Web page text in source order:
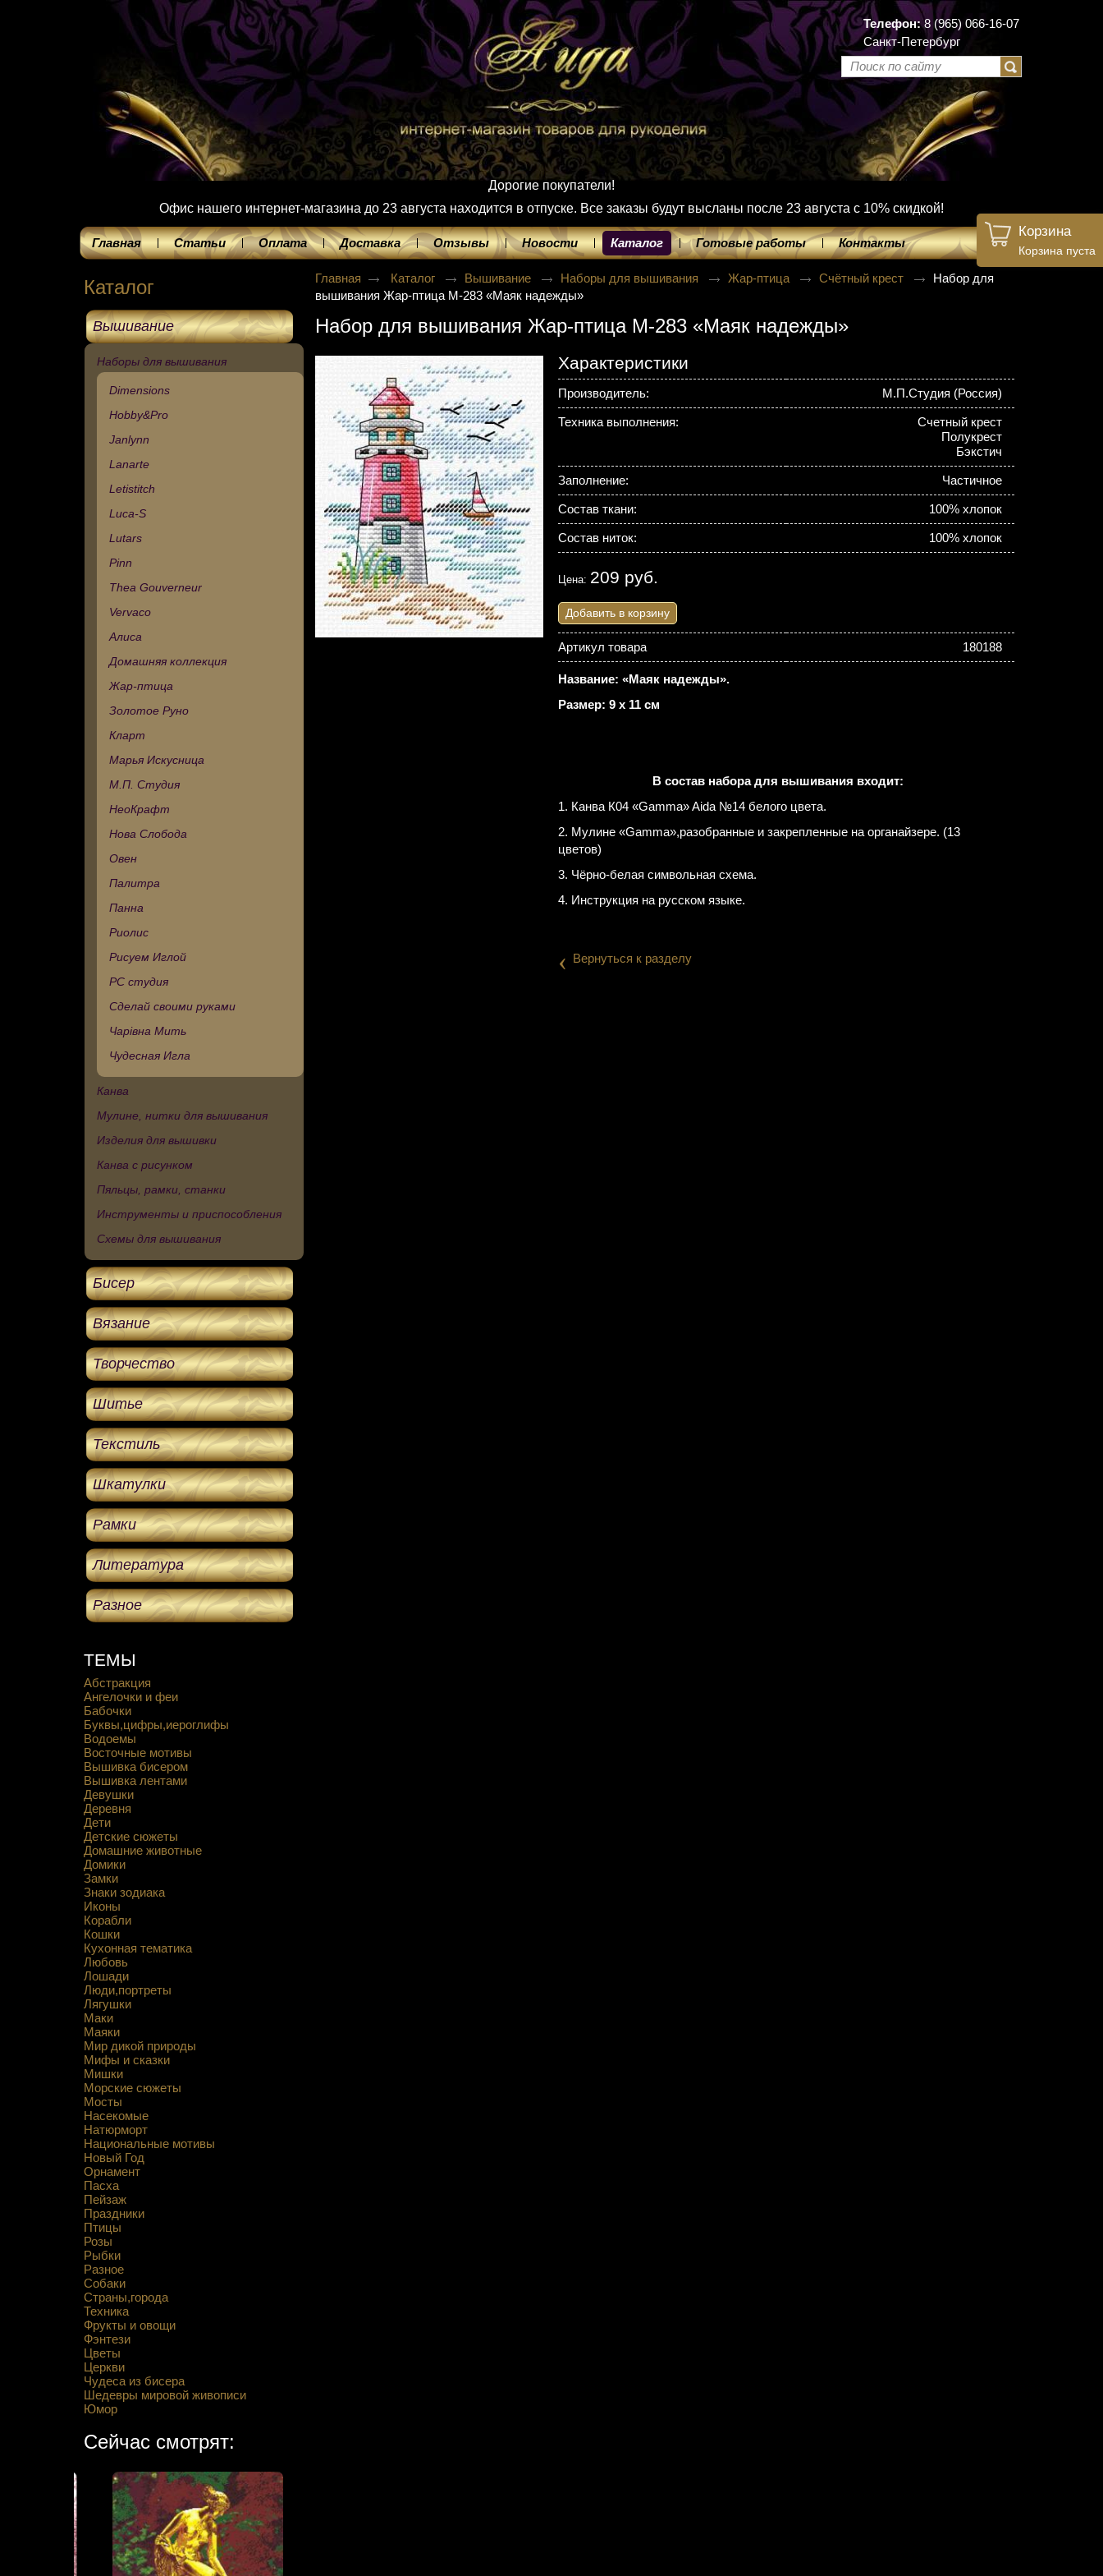
Телефон:8 (965) 066-16-07
Санкт-Петербург
Дорогие покупатели!
Офис нашего интернет-магазина до 23 августа находится в отпуске. Все заказы будут высланы после 23 августа с 10% скидкой!
Главная Статьи Оплата Доставка Отзывы Новости Каталог Готовые работы Контакты
Каталог
Вышивание
Наборы для вышивания
Dimensions
Hobby&Pro
Janlynn
Lanarte
Letistitch
Luca-S
Lutars
Pinn
Thea Gouverneur
Vervaco
Алиса
Домашняя коллекция
Жар-птица
Золотое Руно
Кларт
Марья Искусница
М.П. Студия
НеоКрафт
Нова Слобода
Овен
Палитра
Панна
Риолис
Рисуем Иглой
РС студия
Сделай своими руками
Чарівна Мить
Чудесная Игла
Канва
Мулине, нитки для вышивания
Изделия для вышивки
Канва с рисунком
Пяльцы, рамки, станки
Инструменты и приспособления
Схемы для вышивания
Бисер
Вязание
Творчество
Шитье
Текстиль
Шкатулки
Рамки
Литература
Разное
Корзина
Корзина пуста
ТЕМЫ
Абстракция
Ангелочки и феи
Бабочки
Буквы,цифры,иероглифы
Водоемы
Восточные мотивы
Вышивка бисером
Вышивка лентами
Девушки
Деревня
Дети
Детские сюжеты
Домашние животные
Домики
Замки
Знаки зодиака
Иконы
Корабли
Кошки
Кухонная тематика
Любовь
Лошади
Люди,портреты
Лягушки
Маки
Маяки
Мир дикой природы
Мифы и сказки
Мишки
Морские сюжеты
Мосты
Насекомые
Натюрморт
Национальные мотивы
Новый Год
Орнамент
Пасха
Пейзаж
Праздники
Птицы
Розы
Рыбки
Разное
Собаки
Страны,города
Техника
Фрукты и овощи
Фэнтези
Цветы
Церкви
Чудеса из бисера
Шедевры мировой живописи
Юмор
Сейчас смотрят:
Главная Каталог Вышивание Наборы для вышивания Жар-птица Счётный крест
Набор для
вышивания Жар-птица М-283 «Маяк надежды»
Набор для вышивания Жар-птица М-283 «Маяк надежды»
Характеристики
Производитель: М.П.Студия (Россия)
Техника выполнения:
Счетный крест
Полукрест
Бэкстич
Заполнение: Частичное
Состав ткани: 100% хлопок
Состав ниток: 100% хлопок
Цена: 209 руб.
Добавить в корзину
Артикул товара 180188
Название: «Маяк надежды».
Размер: 9 х 11 см
В состав набора для вышивания входит:
1. Канва К04 «Gamma» Aida №14 белого цвета.
2. Мулине «Gamma»,разобранные и закрепленные на органайзере. (13
цветов)
3. Чёрно-белая символьная схема.
4. Инструкция на русском языке.
‹ Вернуться к разделу